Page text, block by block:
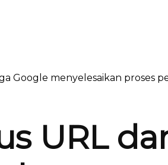
Google menyelesaikan proses
URL